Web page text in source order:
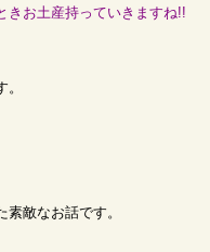
きお土産持っていきますね!!
素敵なお話です。